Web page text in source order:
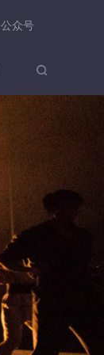
公众号